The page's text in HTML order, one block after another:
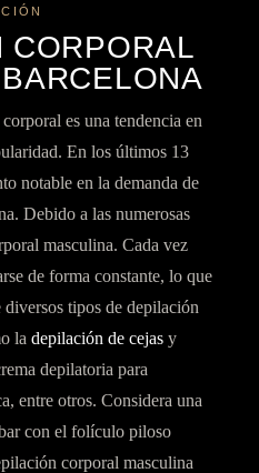
CORPORAL
es una tendencia en
En los últimos 13
notable en la demanda de
Debido a las numerosas
masculina. Cada vez
de forma constante, lo que
tipos de depilación
ladepilación de cejas y
depilatoria para
entre otros. Considera una
con elfolículo piloso
corporal masculina